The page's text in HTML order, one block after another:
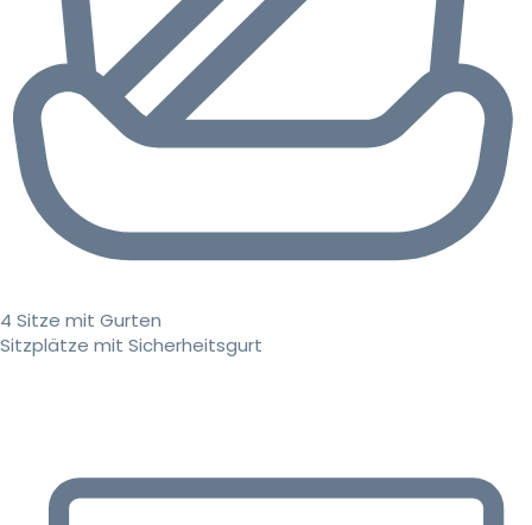
4 Sitze mit Gurten
Sitzplätze mit Sicherheitsgurt